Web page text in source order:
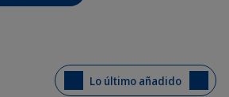
Lo último añadido